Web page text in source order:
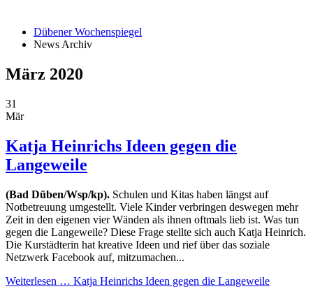
Dübener Wochenspiegel
News Archiv
März 2020
31
Mär
Katja Heinrichs Ideen gegen die
Langeweile
(Bad Düben/Wsp/kp). Schulen und Kitas haben längst auf
Notbetreuung umgestellt. Viele Kinder verbringen deswegen mehr
Zeit in den eigenen vier Wänden als ihnen oftmals lieb ist. Was tun
gegen die Langeweile? Diese Frage stellte sich auch Katja Heinrich.
Die Kurstädterin hat kreative Ideen und rief über das soziale
Netzwerk Facebook auf, mitzumachen...
Weiterlesen … Katja Heinrichs Ideen gegen die Langeweile